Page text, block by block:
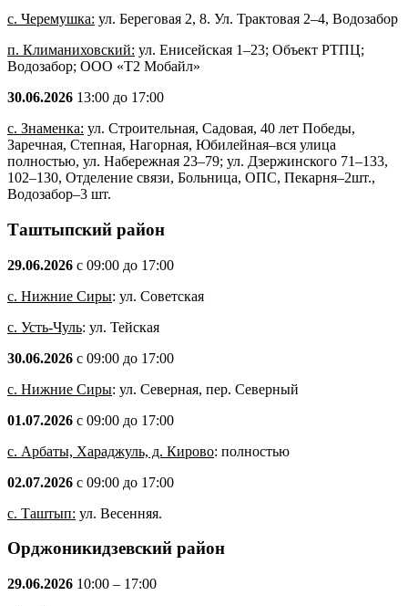
с. Черемушка: ул. Береговая 2, 8. Ул. Трактовая 2–4, Водозабор
п. Климаниховский: ул. Енисейская 1–23; Объект РТПЦ;
Водозабор; ООО «Т2 Мобайл»
30.06.2026 13:00 до 17:00
с. Знаменка: ул. Строительная, Садовая, 40 лет Победы,
Заречная, Степная, Нагорная, Юбилейная–вся улица
полностью, ул. Набережная 23–79; ул. Дзержинского 71–133,
102–130, Отделение связи, Больница, ОПС, Пекарня–2шт.,
Водозабор–3 шт.
Таштыпский район
29.06.2026 с 09:00 до 17:00
с. Нижние Сиры: ул. Советская
с. Усть-Чуль: ул. Тейская
30.06.2026 с 09:00 до 17:00
с. Нижние Сиры: ул. Северная, пер. Северный
01.07.2026 с 09:00 до 17:00
с. Арбаты, Хараджуль, д. Кирово: полностью
02.07.2026 с 09:00 до 17:00
с. Таштып: ул. Весенняя.
Орджоникидзевский район
29.06.2026 10:00 – 17:00